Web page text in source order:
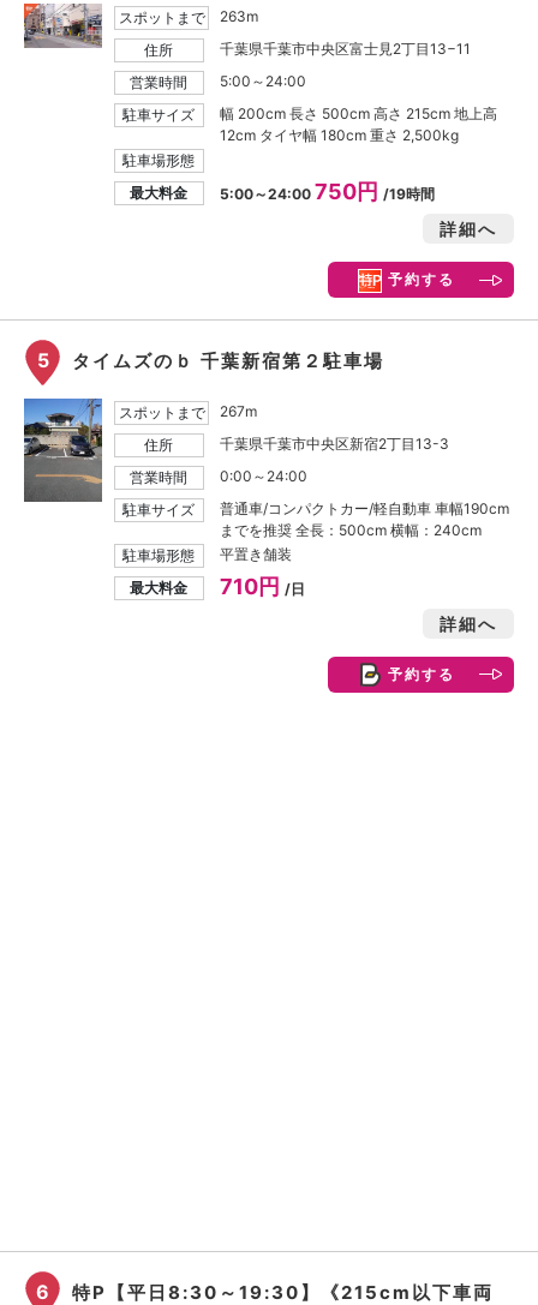
スポットまで
263m
住所
千葉県千葉市中央区富士見2丁目13−11
営業時間
5:00～24:00
駐車サイズ
幅 200cm 長さ 500cm 高さ 215cm 地上高
12cm タイヤ幅 180cm 重さ 2,500kg
駐車場形態
最大料金
5:00～24:00 750円/19時間
詳細へ
予約する
5 タイムズのｂ 千葉新宿第２駐車場
スポットまで
267m
住所
千葉県千葉市中央区新宿2丁目13-3
営業時間
0:00～24:00
駐車サイズ
普通車/コンパクトカー/軽自動車 車幅190cm
までを推奨 全長：500cm 横幅：240cm
駐車場形態
平置き舗装
最大料金
710円 /日
詳細へ
予約する
6
特P【平日8:30～19:30】《215cm以下車両